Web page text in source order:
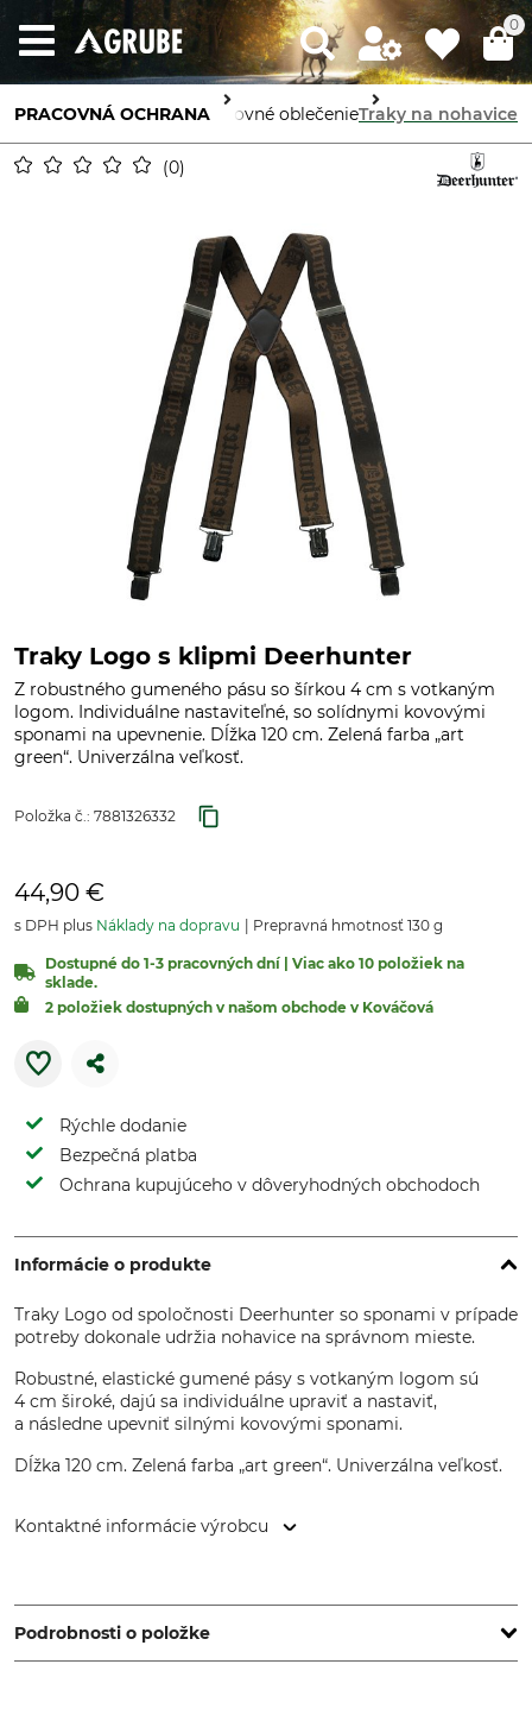
0
PRACOVNÁ OCHRANA
Ochrana telaPracovné oblečenieTraky na nohavice
0
Traky Logo s klipmi Deerhunter
Z robustného gumeného pásu so šírkou 4 cm s votkaným
logom. Individuálne nastaviteľné, so solídnymi kovovými
sponami na upevnenie. Dĺžka 120 cm. Zelená farba „art
green“. Univerzálna veľkosť.
Položka č.: 7881326332
44,90 €
s DPH plus Náklady na dopravu Prepravná hmotnosť 130 g
Dostupné do 1-3 pracovných dní | Viac ako 10 položiek na
sklade.
2 položiek dostupných v našom obchode v Kováčová
Rýchle dodanie
Bezpečná platba
Ochrana kupujúceho v dôveryhodných obchodoch
Informácie o produkte
Traky Logo od spoločnosti Deerhunter so sponami v prípade
potreby dokonale udržia nohavice na správnom mieste.
Robustné, elastické gumené pásy s votkaným logom sú
4 cm široké, dajú sa individuálne upraviť a nastaviť,
a následne upevniť silnými kovovými sponami.
Dĺžka 120 cm. Zelená farba „art green“. Univerzálna veľkosť.
Kontaktné informácie výrobcu
www.deerhunter.eu
Podrobnosti o položke